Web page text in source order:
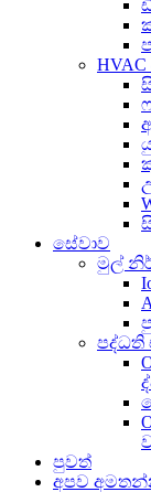
සේවාව
මුල්
පද්ධති
පුවත්
අපව